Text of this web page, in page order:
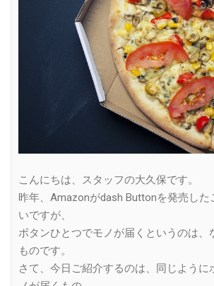
こんにちは、スタッフの大久保です。
昨年、Amazonがdash Buttonを発売した
いですが、
ボタンひとつでモノが届くというのは、
ものです。
さて、今日ご紹介するのは、同じように